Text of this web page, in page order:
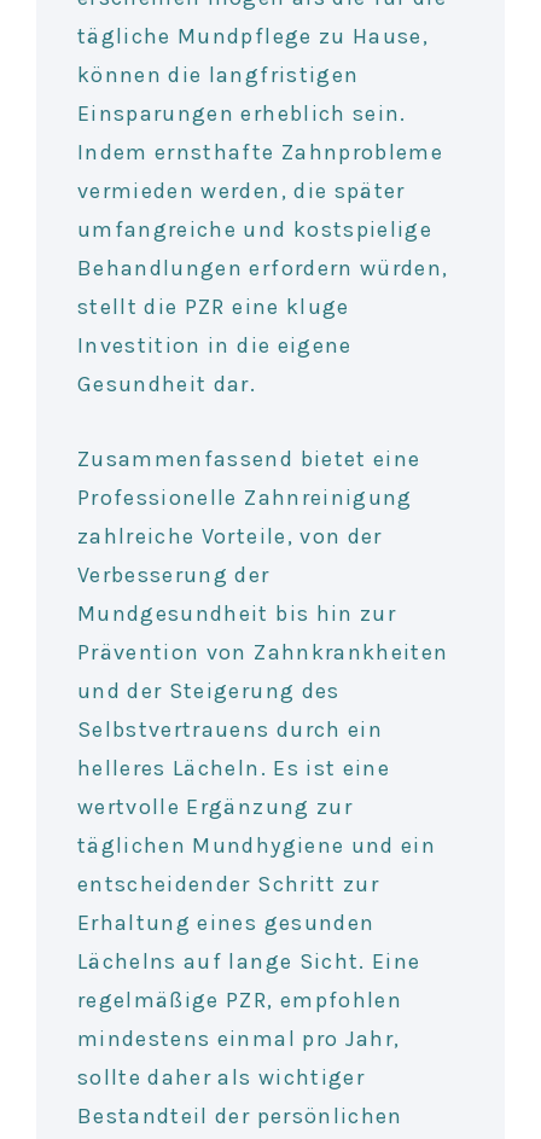
tägliche Mundpflege zu Hause,
können die langfristigen
Einsparungen erheblich sein.
Indem ernsthafte Zahnprobleme
vermieden werden, die später
umfangreiche und kostspielige
Behandlungen erfordern würden,
stellt die PZR eine kluge
Investition in die eigene
Gesundheit dar.
Zusammenfassend bietet eine
Professionelle Zahnreinigung
zahlreiche Vorteile, von der
Verbesserung der
Mundgesundheit bis hin zur
Prävention von Zahnkrankheiten
und der Steigerung des
Selbstvertrauens durch ein
helleres Lächeln. Es ist eine
wertvolle Ergänzung zur
täglichen Mundhygiene und ein
entscheidender Schritt zur
Erhaltung eines gesunden
Lächelns auf lange Sicht. Eine
regelmäßige PZR, empfohlen
mindestens einmal pro Jahr,
sollte daher als wichtiger
Bestandteil der persönlichen